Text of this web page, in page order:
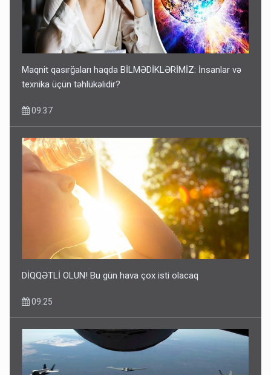
Maqnit qasırğaları haqda BİLMƏDİKLƏRİMİZ: İnsanlar və
texnika üçün təhlükəlidir?
09:37
DİQQƏTLİ OLUN! Bu gün hava çox isti olacaq
09:25